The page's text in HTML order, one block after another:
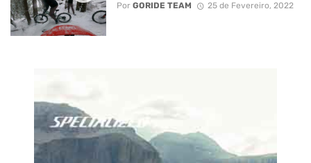
Por GORIDE TEAM 25 de Fevereiro, 2022